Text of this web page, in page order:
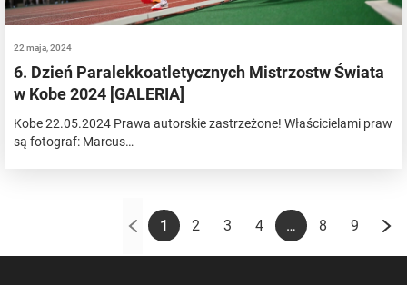
22 maja, 2024
6. Dzień Paralekkoatletycznych Mistrzostw Świata
w Kobe 2024 [GALERIA]
Kobe 22.05.2024 Prawa autorskie zastrzeżone! Właścicielami praw
są fotograf: Marcus…
1 2 3 4 … 8 9